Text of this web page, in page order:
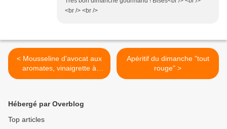
<br /> <br />
< Mousseline d'avocat aux
aromates, vinaigrette à
l'orange et piment
Apéritif du dimanche "tout
rouge" >
Hébergé par Overblog
Top articles